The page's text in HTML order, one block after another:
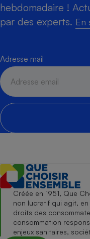
hebdomadaire !
par des experts. En
Adresse mail
Créée en 1951, Que
non lucratif qui agit,
droits des
consommation
enjeux sanitaires,